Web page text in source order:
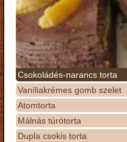
Csokoládés-narancs torta
Vaníliakrémes gomb szelet
Atomtorta
Málnás túrótorta
Dupla csokis torta